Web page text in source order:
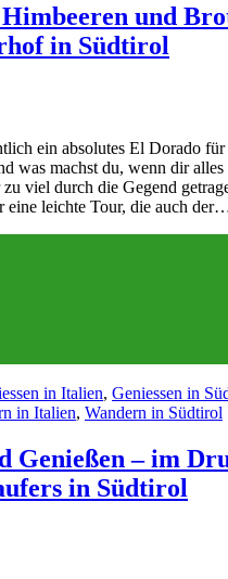
und
in Südtirol
ein absolutes El Dorado für
was machst du, wenn dir
viel durch die Gegend
eine leichte Tour, die auch
in Italien, Geniessen in
in Italien, Wandern in Südtirol
Genießen – im
in Südtirol